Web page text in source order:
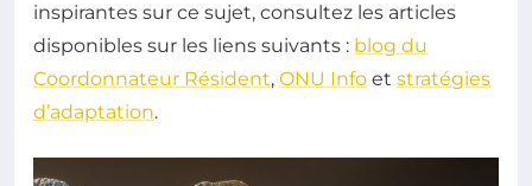
inspirantes sur ce sujet, consultez les articles
disponibles sur les liens suivants : blog du
Coordonnateur Résident, ONU Info et stratégies
d’adaptation.